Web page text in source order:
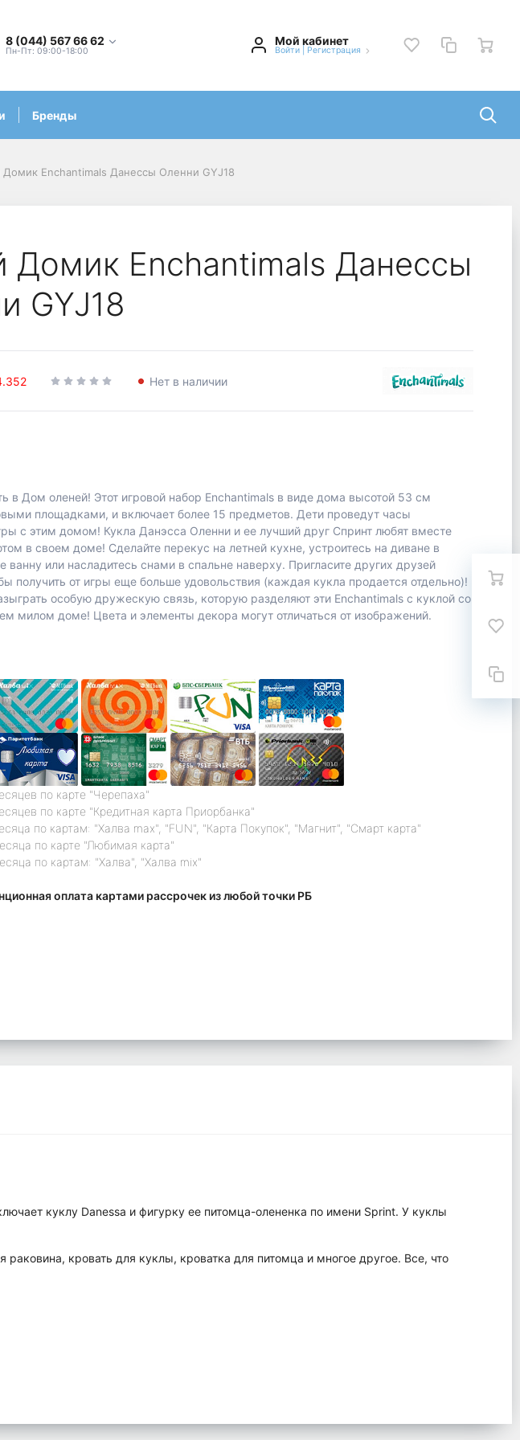
8 (044) 567 66 62
Пн-Пт: 09:00-18:00
Мой кабинет
Войти Регистрация
Бренды
Enchantimals Данессы Оленни GYJ18
Домик Enchantimals Данессы
GYJ18
Нет в наличии
в Дом оленей! Этот игровой набор Enchantimals в виде дома высотой 53 см
площадками, и включает более 15 предметов. Дети проведут часы
с этим домом! Кукла Данэсса Оленни и ее лучший друг Спринт любят вместе
в своем доме! Сделайте перекус на летней кухне, устроитесь на диване в
ванну или насладитесь снами в спальне наверху. Пригласите других друзей
получить от игры еще больше удовольствия (каждая кукла продается отдельно)!
особую дружескую связь, которую разделяют эти Enchantimals с куклой со
милом доме! Цвета и элементы декора могут отличаться от изображений.
по карте "Черепаха"
по карте "Кредитная карта Приорбанка"
по картам: "Халва max", "FUN", "Карта Покупок", "Магнит", "Смарт карта"
по карте "Любимая карта"
по картам: "Халва", "Халва mix"
оплата картами рассрочек из любой точки РБ
куклу Danessa и фигурку ее питомца-олененка по имени Sprint. У куклы
кровать для куклы, кроватка для питомца и многое другое. Все, что